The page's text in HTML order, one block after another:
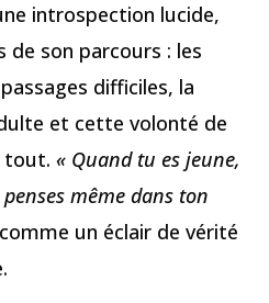
introspection lucide,
de son parcours : les
difficiles, la
et cette volonté de
tout. « Quand tu es jeune,
même dans ton
un éclair de vérité